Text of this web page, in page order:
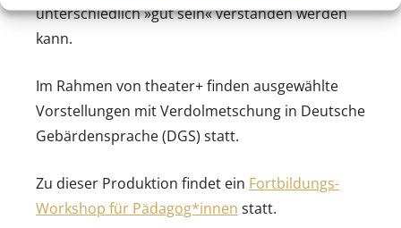
unterschiedlich »gut sein« verstanden werden
kann.
Im Rahmen von theater+ finden ausgewählte
Vorstellungen mit Verdolmetschung in Deutsche
Gebärdensprache (DGS) statt.
Zu dieser Produktion findet ein Fortbildungs-
Workshop für Pädagog*innen statt.